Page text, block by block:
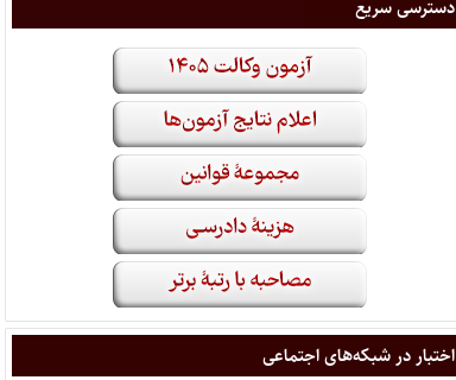
دسترسی سریع
اختبار در شبکه‌های اجتماعی